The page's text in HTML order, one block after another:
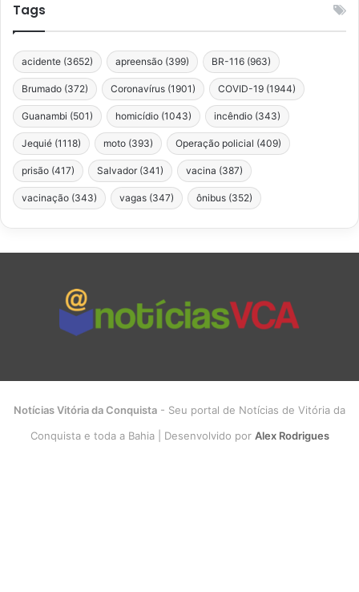
Tags
acidente (3652) apreensão (399) BR-116 (963)
Brumado (372) Coronavírus (1901) COVID-19 (1944)
Guanambi (501) homicídio (1043) incêndio (343)
Jequié (1118) moto (393) Operação policial (409)
prisão (417) Salvador (341) vacina (387)
vacinação (343) vagas (347) ônibus (352)
Notícias Vitória da Conquista - Seu portal de Notícias de Vitória da
Conquista e toda a Bahia | Desenvolvido por Alex Rodrigues